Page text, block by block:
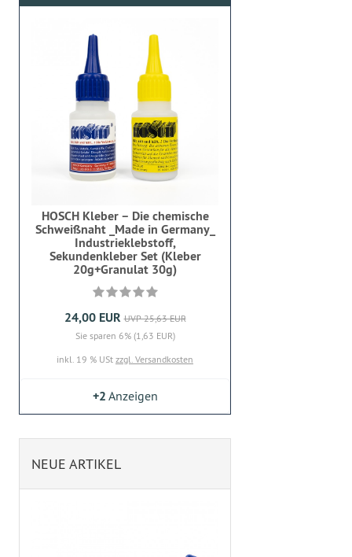
HOSCH Kleber – Die chemische
Schweißnaht _Made in Germany_
Industrieklebstoff,
Sekundenkleber Set (Kleber
20g+Granulat 30g)
24,00 EUR UVP 25,63 EUR
Sie sparen 6% (1,63 EUR)
inkl. 19 % USt zzgl. Versandkosten
+2 Anzeigen
NEUE ARTIKEL